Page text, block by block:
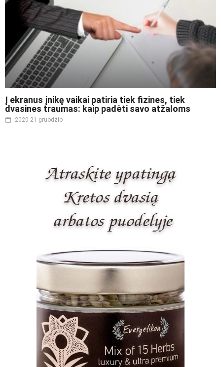
Į ekranus įnikę vaikai patiria tiek fizines, tiek
dvasines traumas: kaip padėti savo atžaloms
2020 21 gruodžio